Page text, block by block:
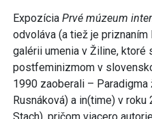
Expozícia Prvé múzeum
odvoláva (a tiež je
galérii umenia v Žiline, ktoré
postfeminizmom v
1990 zaoberali – Paradigma
Rusnáková) a in(time) v roku
Stach), pričom viacero